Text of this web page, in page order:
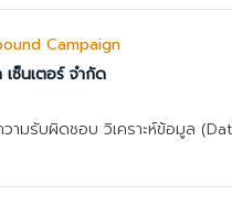
Campaign
ซ็นเตอร์ จำกัด
ามรับผิดชอบ วิเคราะห์ข้อมูล